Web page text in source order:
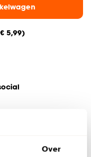
Over
5,99)
is een stijlvolle